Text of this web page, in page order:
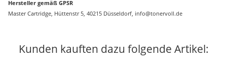
Hersteller gemäß GPSR
Master Cartridge, Hüttenstr 5, 40215 Düsseldorf, info@tonervoll.de
Kunden kauften dazu folgende Artikel: